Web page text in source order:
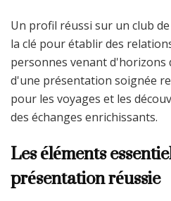
Un profil réussi sur un club
la clé pour établir des
personnes venant d'horizons
d'une présentation soignée
pour les voyages et les
des échanges enrichissants.
Les éléments
présentation réussie